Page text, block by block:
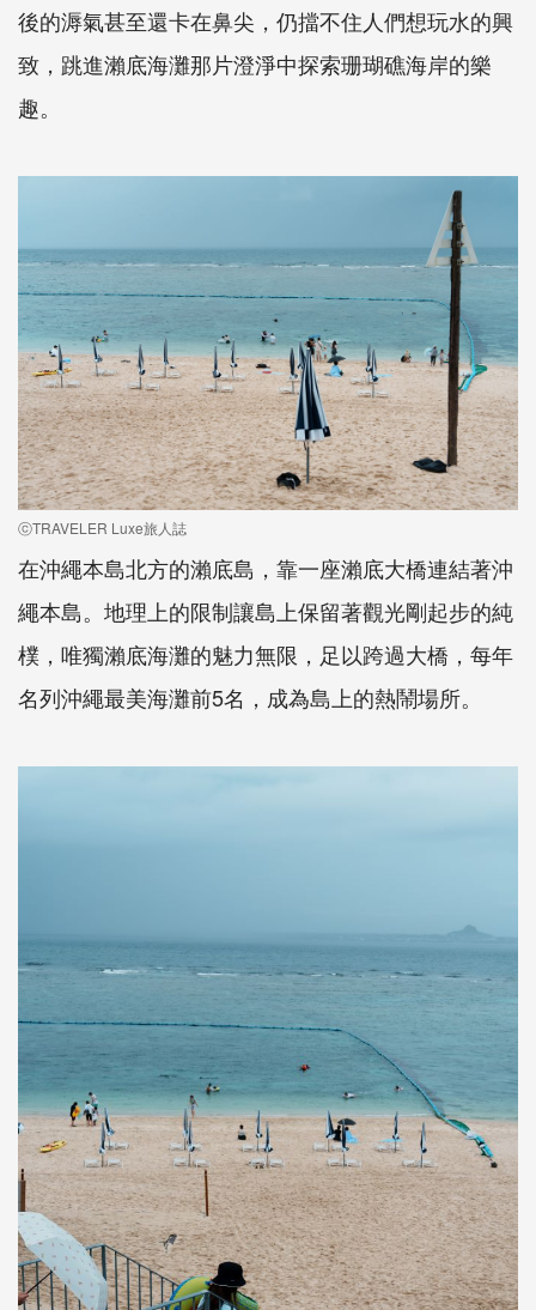
後的溽氣甚至還卡在鼻尖，仍擋不住人們想玩水的興
致，跳進瀨底海灘那片澄淨中探索珊瑚礁海岸的樂
趣。
ⓒTRAVELER Luxe旅人誌
在沖繩本島北方的瀨底島，靠一座瀨底大橋連結著沖
繩本島。地理上的限制讓島上保留著觀光剛起步的純
樸，唯獨瀨底海灘的魅力無限，足以跨過大橋，每年
名列沖繩最美海灘前5名，成為島上的熱鬧場所。